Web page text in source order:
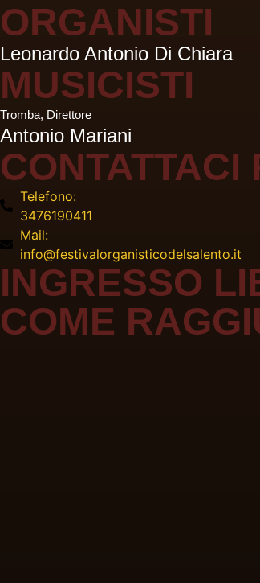
ORGANISTI
Leonardo Antonio Di Chiara
MUSICISTI
Tromba, Direttore
Antonio Mariani
CONTATTACI
Telefono:
3476190411
Mail:
info@festivalorganisticodelsalento.it
INGRESSO
COME